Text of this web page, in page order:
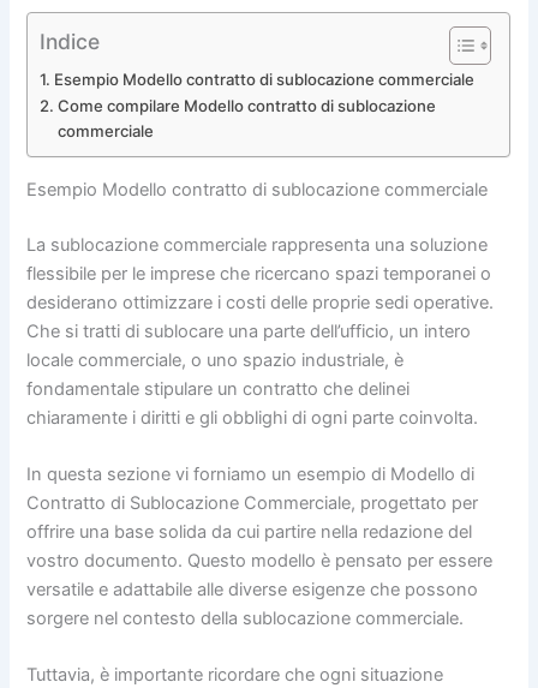
Indice
Esempio Modello contratto di sublocazione commerciale
Come compilare Modello contratto di sublocazione
commerciale
Esempio Modello contratto di sublocazione commerciale
La sublocazione commerciale rappresenta una soluzione
flessibile per le imprese che ricercano spazi temporanei o
desiderano ottimizzare i costi delle proprie sedi operative.
Che si tratti di sublocare una parte dell’ufficio, un intero
locale commerciale, o uno spazio industriale, è
fondamentale stipulare un contratto che delinei
chiaramente i diritti e gli obblighi di ogni parte coinvolta.
In questa sezione vi forniamo un esempio di Modello di
Contratto di Sublocazione Commerciale, progettato per
offrire una base solida da cui partire nella redazione del
vostro documento. Questo modello è pensato per essere
versatile e adattabile alle diverse esigenze che possono
sorgere nel contesto della sublocazione commerciale.
Tuttavia, è importante ricordare che ogni situazione